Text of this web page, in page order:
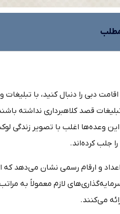
قصد کلاهبرداری نداشته
وعده‌ها اغلب با تصویر زندگی
جلب کرده‌اند.
و ارقام رسمی نشان می‌دهد که
می‌کنند.